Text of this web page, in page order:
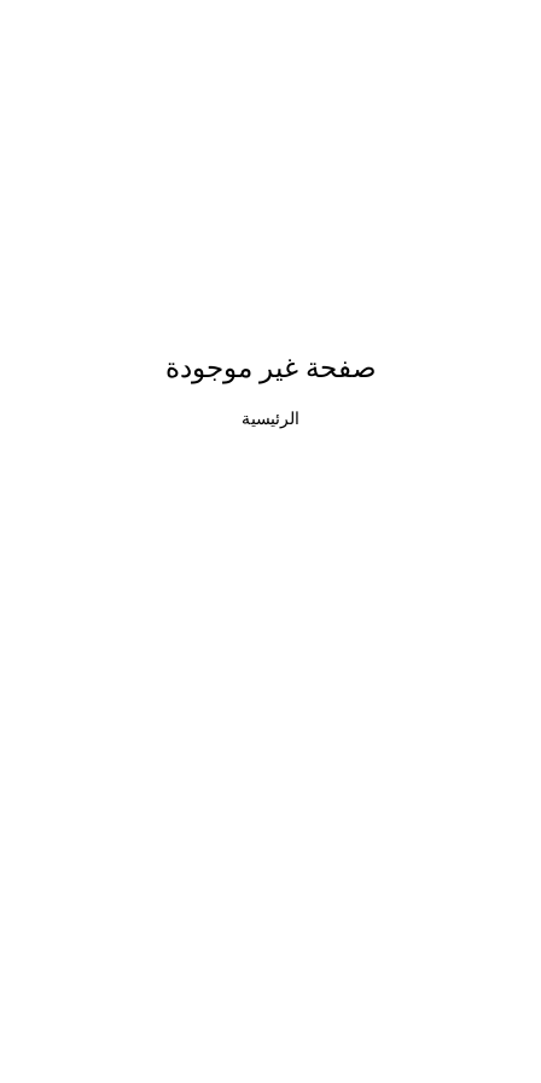
صفحة غير موجودة
الرئيسية